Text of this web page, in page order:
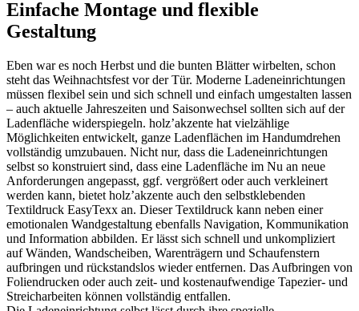
Einfache Montage und flexible
Gestaltung
Eben war es noch Herbst und die bunten Blätter wirbelten, schon
steht das Weihnachtsfest vor der Tür. Moderne Ladeneinrichtungen
müssen flexibel sein und sich schnell und einfach umgestalten lassen
– auch aktuelle Jahreszeiten und Saisonwechsel sollten sich auf der
Ladenfläche widerspiegeln. holz’akzente hat vielzählige
Möglichkeiten entwickelt, ganze Ladenflächen im Handumdrehen
vollständig umzubauen. Nicht nur, dass die Ladeneinrichtungen
selbst so konstruiert sind, dass eine Ladenfläche im Nu an neue
Anforderungen angepasst, ggf. vergrößert oder auch verkleinert
werden kann, bietet holz’akzente auch den selbstklebenden
Textildruck EasyTexx an. Dieser Textildruck kann neben einer
emotionalen Wandgestaltung ebenfalls Navigation, Kommunikation
und Information abbilden. Er lässt sich schnell und unkompliziert
auf Wänden, Wandscheiben, Warenträgern und Schaufenstern
aufbringen und rückstandslos wieder entfernen. Das Aufbringen von
Foliendrucken oder auch zeit- und kostenaufwendige Tapezier- und
Streicharbeiten können vollständig entfallen.